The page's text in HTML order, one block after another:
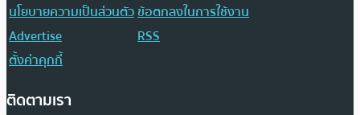
นโยบายความเป็นส่วนตัวข้อตกลงในการใช้งาน
Advertise
RSS
ตั้งค่าคุกกี้
ติดตามเรา